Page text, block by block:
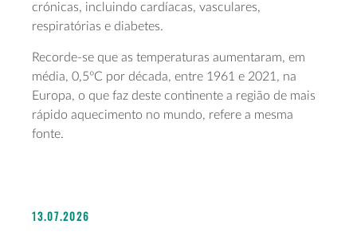
crónicas, incluindo cardíacas, vasculares,
respiratórias e diabetes.
Recorde-se que as temperaturas aumentaram, em
média, 0,5ºC por década, entre 1961 e 2021, na
Europa, o que faz deste continente a região de mais
rápido aquecimento no mundo, refere a mesma
fonte.
13.07.2026